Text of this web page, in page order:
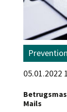
Prevention
05.01.2022
Mails